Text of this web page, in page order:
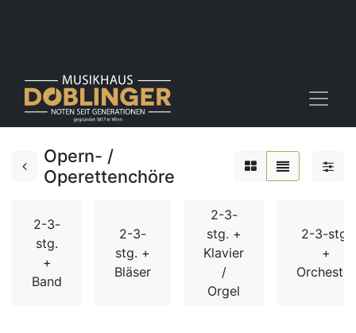
Opern- /
Operettenchöre
2-3-
stg.
+
Band
2-3-
stg. +
Bläser
2-3-
stg. +
Klavier
/
Orgel
2-3-stg.
+
Orchester